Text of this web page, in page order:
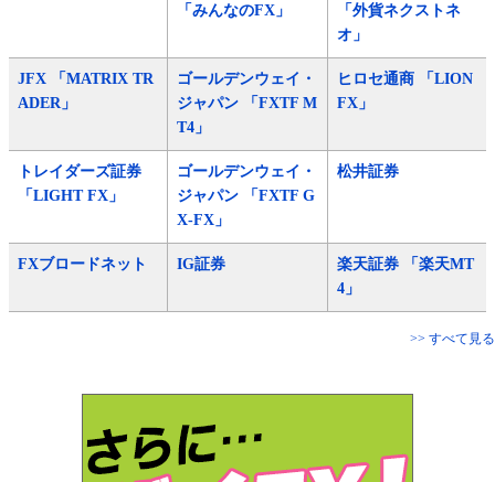
「みんなのFX」
「外貨ネクストネ
オ」
JFX 「MATRIX TR
ADER」
ゴールデンウェイ・
ジャパン 「FXTF M
T4」
ヒロセ通商 「LION
FX」
トレイダーズ証券
「LIGHT FX」
ゴールデンウェイ・
ジャパン 「FXTF G
X-FX」
松井証券
FXブロードネット IG証券
楽天証券 「楽天MT
4」
>> すべて見る